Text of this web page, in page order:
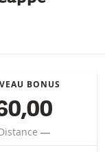
BONUS
―